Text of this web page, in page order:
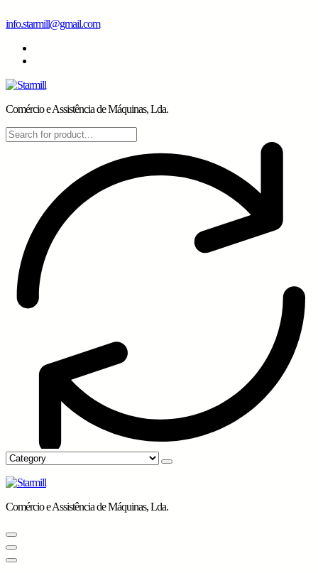
Skip
content
info.starmill@gmail.com
Comércio e Assistência de Máquinas, Lda.
Comércio e Assistência de Máquinas, Lda.